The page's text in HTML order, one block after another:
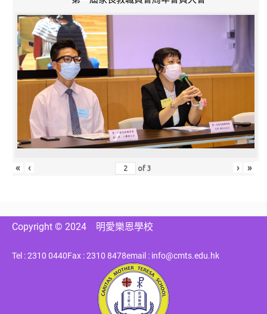
« ‹ of3 › »
Copyright © 2024 明愛樂恩學校
Tel : 2310 0440Fax : 2310 8478email : info@cmts.edu.hk